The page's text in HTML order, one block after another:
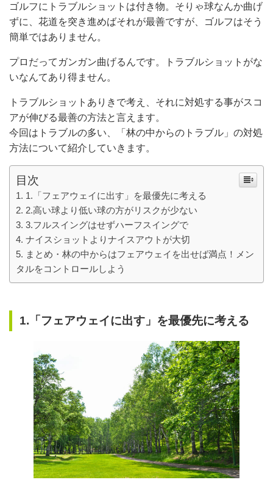
ゴルフにトラブルショットは付き物。そりゃ球なんか曲げ
ずに、花道を突き進めばそれが最善ですが、ゴルフはそう
簡単ではありません。
プロだってガンガン曲げるんです。トラブルショットがな
いなんてあり得ません。
トラブルショットありきで考え、それに対処する事がスコ
アが伸びる最善の方法と言えます。
今回はトラブルの多い、「林の中からのトラブル」の対処
方法について紹介していきます。
目次
1.「フェアウェイに出す」を最優先に考える
2.高い球より低い球の方がリスクが少ない
3.フルスイングはせずハーフスイングで
ナイスショットよりナイスアウトが大切
まとめ・林の中からはフェアウェイを出せば満点！メン
タルをコントロールしよう
1.「フェアウェイに出す」を最優先に考える